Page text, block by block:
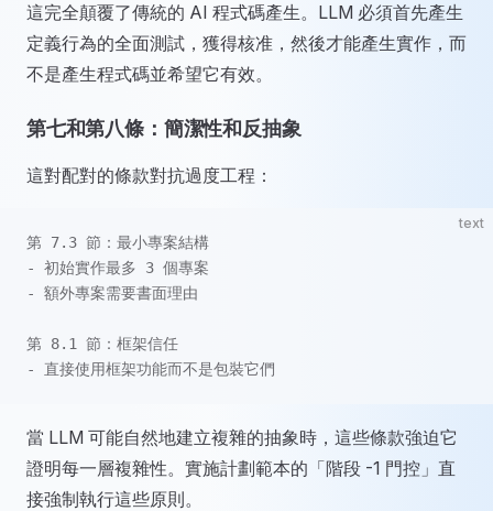
這完全顛覆了傳統的 AI 程式碼產生。LLM 必須首先產生
定義行為的全面測試，獲得核准，然後才能產生實作，而
不是產生程式碼並希望它有效。
第七和第八條：簡潔性和反抽象
這對配對的條款對抗過度工程：
text
第 7.3 節：最小專案結構
- 初始實作最多 3 個專案
- 額外專案需要書面理由
第 8.1 節：框架信任
- 直接使用框架功能而不是包裝它們
當 LLM 可能自然地建立複雜的抽象時，這些條款強迫它
證明每一層複雜性。實施計劃範本的「階段 -1 門控」直
接強制執行這些原則。